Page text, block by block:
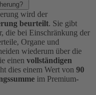
wird der
beurteilt. Sie gibt
die bei Einschränkung der
Organe und
wiederum über die
einen vollständigen
dies einem Wert von 90
im Premium-